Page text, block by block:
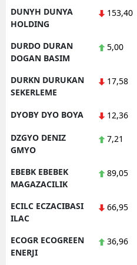
DUNYH DUNYA
HOLDING
153,40
DURDO DURAN
DOGAN BASIM
5,00
DURKN DURUKAN
SEKERLEME
17,58
DYOBY DYO BOYA 12,36
DZGYO DENIZ
GMYO
7,21
EBEBK EBEBEK
MAGAZACILIK
89,05
ECILC ECZACIBASI
ILAC
66,95
ECOGR ECOGREEN
ENERJI
36,96